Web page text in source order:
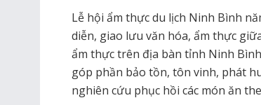
Lễ hội ẩm thực du lịch Ninh Bình
diễn, giao lưu văn hóa, ẩm thực
ẩm thực trên địa bàn tỉnh Ninh
góp phần bảo tồn, tôn vinh, phát
nghiên cứu phục hồi các món ăn